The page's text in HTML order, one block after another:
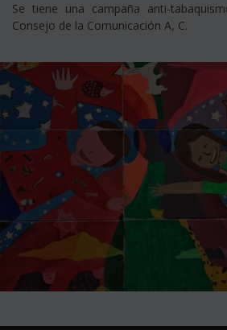
Se tiene una campaña anti-
Consejo de la Comunicación A, C.